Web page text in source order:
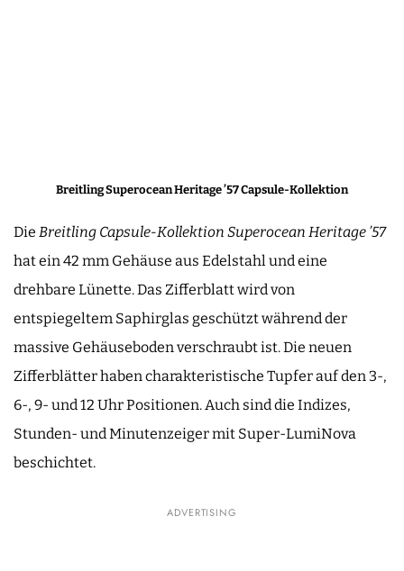
Breitling Superocean Heritage ’57 Capsule-Kollektion
Die Breitling Capsule-Kollektion Superocean Heritage ’57
hat ein 42 mm Gehäuse aus Edelstahl und eine
drehbare Lünette. Das Zifferblatt wird von
entspiegeltem Saphirglas geschützt während der
massive Gehäuseboden verschraubt ist. Die neuen
Zifferblätter haben charakteristische Tupfer auf den 3-,
6-, 9- und 12 Uhr Positionen. Auch sind die Indizes,
Stunden- und Minutenzeiger mit Super-LumiNova
beschichtet.
ADVERTISING